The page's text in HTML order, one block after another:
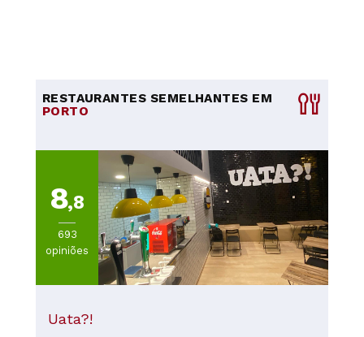
RESTAURANTES SEMELHANTES EM
PORTO
8,8
693
opiniões
Uata?!